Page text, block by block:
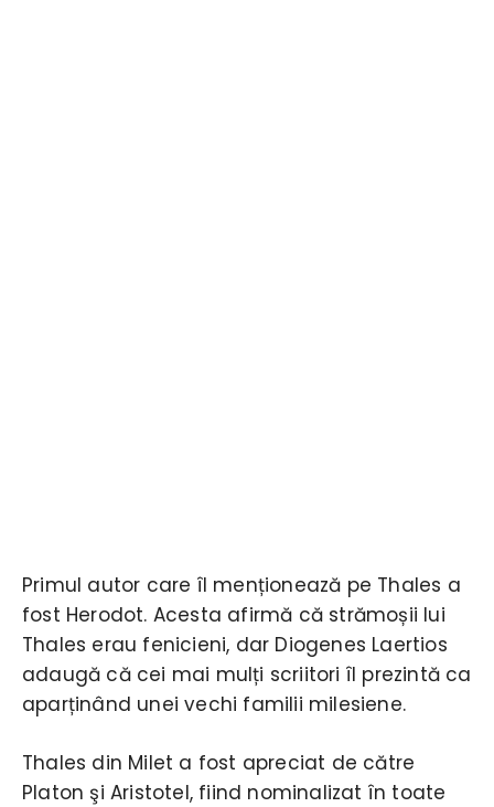
Primul autor care îl menționează pe Thales a
fost Herodot. Acesta afirmă că strămoșii lui
Thales erau fenicieni, dar Diogenes Laertios
adaugă că cei mai mulți scriitori îl prezintă ca
aparținând unei vechi familii milesiene.
Thales din Milet a fost apreciat de către
Platon şi Aristotel, fiind nominalizat în toate